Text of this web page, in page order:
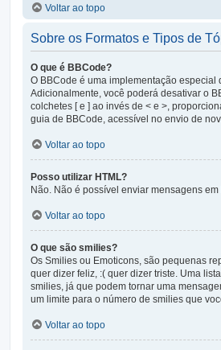
Voltar ao topo
Sobre os Formatos e Tipos de
O que é BBCode?
O BBCode é uma implementação
Adicionalmente, você poderá desativar o
colchetes [ e ] ao invés de < e >,
guia de BBCode, acessível no envio de
Voltar ao topo
Posso utilizar HTML?
Não. Não é possível enviar mensagens
Voltar ao topo
O que são smilies?
Os Smilies ou Emoticons, são pequenas
quer dizer feliz, :( quer dizer triste. Uma
smilies, já que podem tornar uma
um limite para o número de smilies que
Voltar ao topo